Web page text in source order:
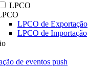
LPCO
LPCO de Exportação
LPCO de Importação
de eventos push